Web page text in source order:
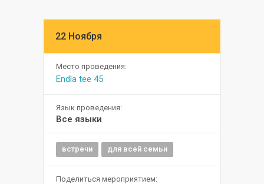
22 Ноября
Место проведения:
Endla tee 45
Язык проведения:
Все языки
встречи для всей семьи
Поделиться мероприятием: